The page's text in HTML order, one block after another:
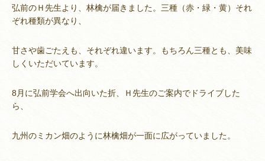
弘前のＨ先生より、林檎が届きました。三種（赤・緑・黄）それ
ぞれ種類が異なり、
甘さや歯ごたえも、それぞれ違います。もちろん三種とも、美味
しくいただいています。
8月に弘前学会へ出向いた折、Ｈ先生のご案内でドライブした
ら、
九州のミカン畑のように林檎畑が一面に広がっていました。